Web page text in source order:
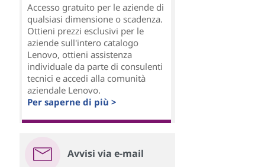
Accesso gratuito per le aziende di
qualsiasi dimensione o scadenza.
Ottieni prezzi esclusivi per le
aziende sull'intero catalogo
Lenovo, ottieni assistenza
individuale da parte di consulenti
tecnici e accedi alla comunità
aziendale Lenovo.
Per saperne di più >
Avvisi via e-mail